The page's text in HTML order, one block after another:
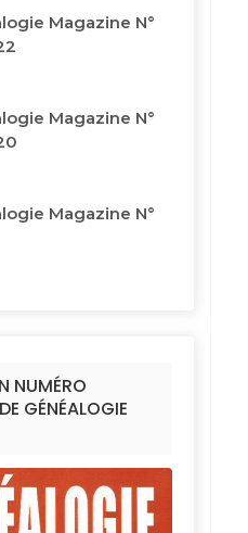
Magazine N°
Magazine N°
Magazine N°
NUMÉRO
GÉNÉALOGIE